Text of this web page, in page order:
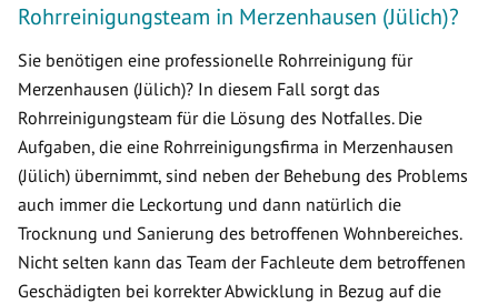
Rohrreinigungsteam in Merzenhausen (Jülich)?
Sie benötigen eine professionelle Rohrreinigung für
Merzenhausen (Jülich)? In diesem Fall sorgt das
Rohrreinigungsteam für die Lösung des Notfalles. Die
Aufgaben, die eine Rohrreinigungsfirma in Merzenhausen
(Jülich) übernimmt, sind neben der Behebung des Problems
auch immer die Leckortung und dann natürlich die
Trocknung und Sanierung des betroffenen Wohnbereiches.
Nicht selten kann das Team der Fachleute dem betroffenen
Geschädigten bei korrekter Abwicklung in Bezug auf die